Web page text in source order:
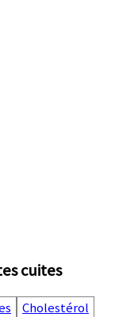
cuites
Cholestérol